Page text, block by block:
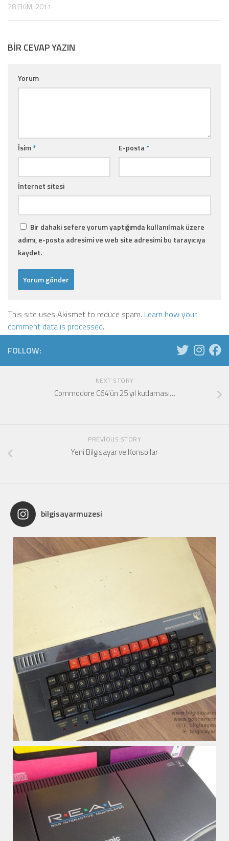
28 EKIM, 2011
BIR CEVAP YAZIN
Yorum
İsim* E-posta *
İnternet sitesi
Bir dahaki sefere yorum yaptığımda kullanılmak üzere
adımı, e-posta adresimi ve web site adresimi bu tarayıcıya
kaydet.
This site uses Akismet to reduce spam. Learn how your
comment data is processed.
FOLLOW:
NEXT STORY
Commodore C64’ün 25 yıl kutlaması…
PREVIOUS STORY
Yeni Bilgisayar ve Konsollar
bilgisayarmuzesi